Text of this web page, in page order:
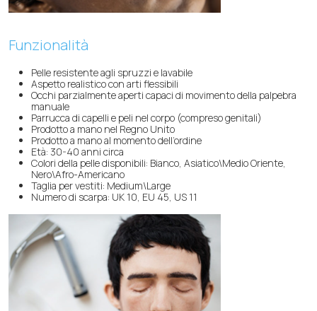
Funzionalità
Pelle resistente agli spruzzi e lavabile
Aspetto realistico con arti flessibili
Occhi parzialmente aperti capaci di movimento della palpebra
manuale
Parrucca di capelli e peli nel corpo (compreso genitali)
Prodotto a mano nel Regno Unito
Prodotto a mano al momento dell’ordine
Età: 30-40 anni circa
Colori della pelle disponibili: Bianco, Asiatico\Medio Oriente,
Nero\Afro-Americano
Taglia per vestiti: Medium\Large
Numero di scarpa: UK 10, EU 45, US 11